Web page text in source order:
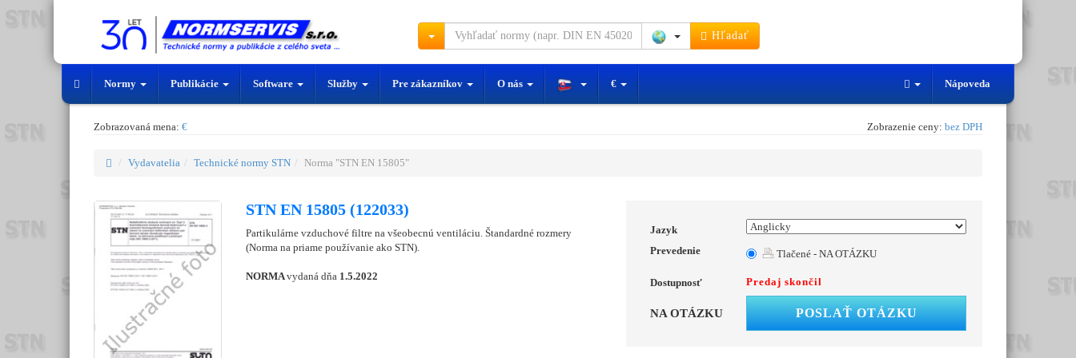
Hľadať
Normy Publikácie Software Služby Pre zákazníkov O nás € Nápoveda
Zobrazovaná mena: € Zobrazenie ceny: bez DPH
Vydavatelia Technické normy STN Norma "STN EN 15805"
STN EN 15805 (122033)
Partikulárne vzduchové filtre na všeobecnú ventiláciu. Štandardné rozmery
(Norma na priame používanie ako STN).
NORMAvydaná dňa 1.5.2022
Jazyk
Prevedenie
Tlačené - NA OTÁZKU
Dostupnosť Predaj skončil
NA OTÁZKU POSLAŤ OTÁZKU